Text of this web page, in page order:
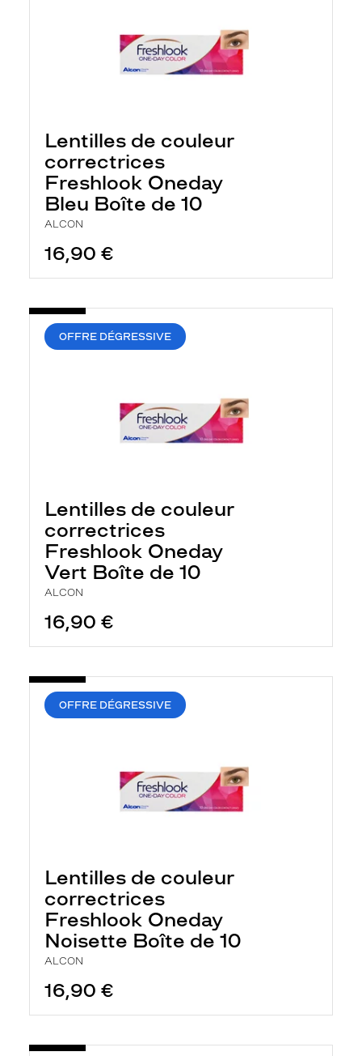
Lentilles de couleur
correctrices
Freshlook Oneday
Bleu Boîte de 10
ALCON
16,90 €
OFFRE DÉGRESSIVE
Lentilles de couleur
correctrices
Freshlook Oneday
Vert Boîte de 10
ALCON
16,90 €
OFFRE DÉGRESSIVE
Lentilles de couleur
correctrices
Freshlook Oneday
Noisette Boîte de 10
ALCON
16,90 €